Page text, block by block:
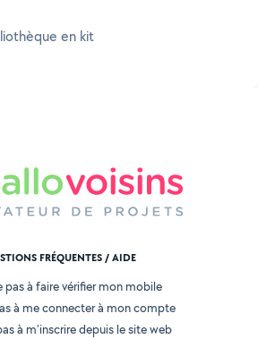
en kit
FRÉQUENTES / AIDE
pas à faire vérifier mon mobile
à me connecter à mon compte
à m'inscrire depuis le site web